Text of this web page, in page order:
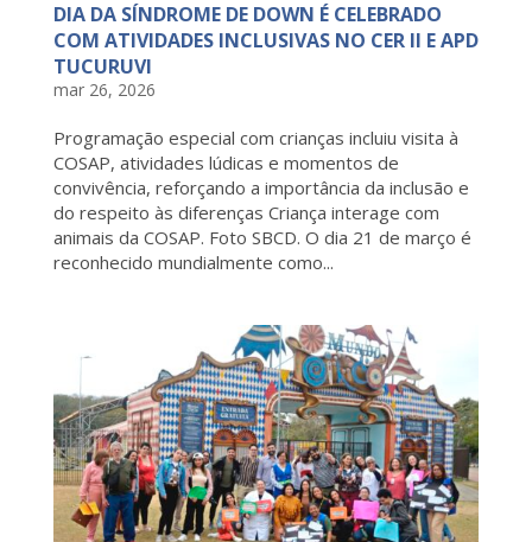
DIA DA SÍNDROME DE DOWN É CELEBRADO
COM ATIVIDADES INCLUSIVAS NO CER II E APD
TUCURUVI
mar 26, 2026
Programação especial com crianças incluiu visita à
COSAP, atividades lúdicas e momentos de
convivência, reforçando a importância da inclusão e
do respeito às diferenças Criança interage com
animais da COSAP. Foto SBCD. O dia 21 de março é
reconhecido mundialmente como...